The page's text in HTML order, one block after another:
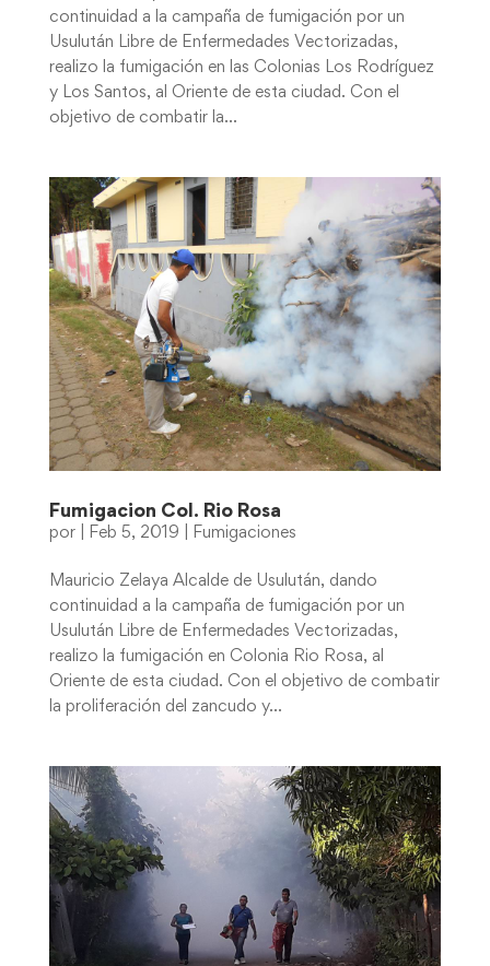
continuidad a la campaña de fumigación por un
Usulután Libre de Enfermedades Vectorizadas,
realizo la fumigación en las Colonias Los Rodríguez
y Los Santos, al Oriente de esta ciudad. Con el
objetivo de combatir la...
Fumigacion Col. Rio Rosa
por Feb 5, 2019 Fumigaciones
Mauricio Zelaya Alcalde de Usulután, dando
continuidad a la campaña de fumigación por un
Usulután Libre de Enfermedades Vectorizadas,
realizo la fumigación en Colonia Rio Rosa, al
Oriente de esta ciudad. Con el objetivo de combatir
la proliferación del zancudo y...